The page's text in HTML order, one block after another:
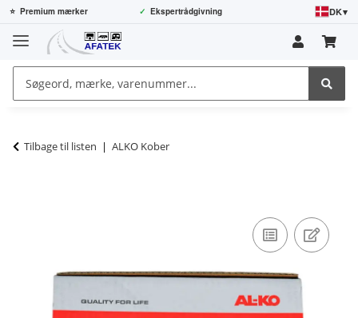
⭐ Premium mærker ✓ Ekspertrådgivning DK▾
Tilbage til listen ALKO Kober